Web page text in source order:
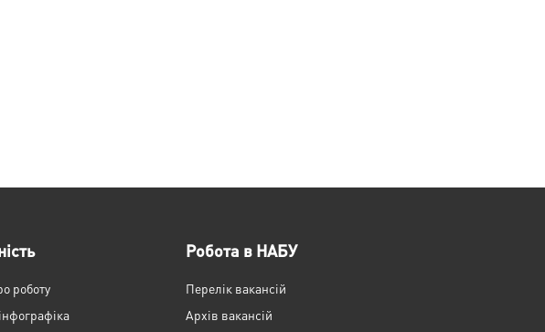
роботу
Робота в НАБУ
Перелік вакансій
Архів вакансій